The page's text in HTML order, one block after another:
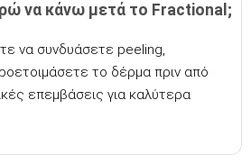
να κάνω μετά το Fractional;
να συνδυάσετε peeling,
το δέρμα πριν από
επεμβάσεις για καλύτερα